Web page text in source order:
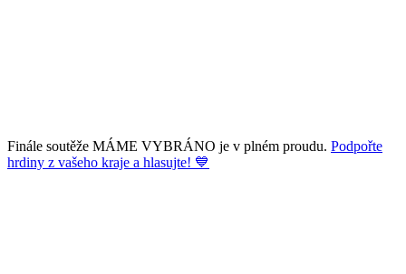
Finále soutěže MÁME VYBRÁNO je v plném proudu. Podpořte
hrdiny z vašeho kraje a hlasujte! 💙